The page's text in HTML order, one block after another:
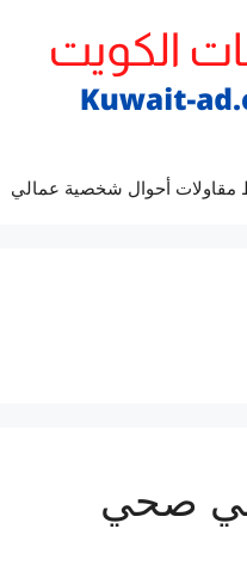
مقاولات أحوال شخصية عمالي
خدمة فني صحي